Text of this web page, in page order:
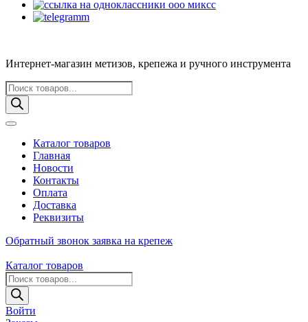
Интернет-магазин метизов, крепежа и ручного инструмента
Поиск
товаров
Каталог товаров
Главная
Новости
Контакты
Оплата
Доставка
Реквизиты
Обратный звонок заявка на крепеж
Каталог товаров
Поиск
товаров
Войти